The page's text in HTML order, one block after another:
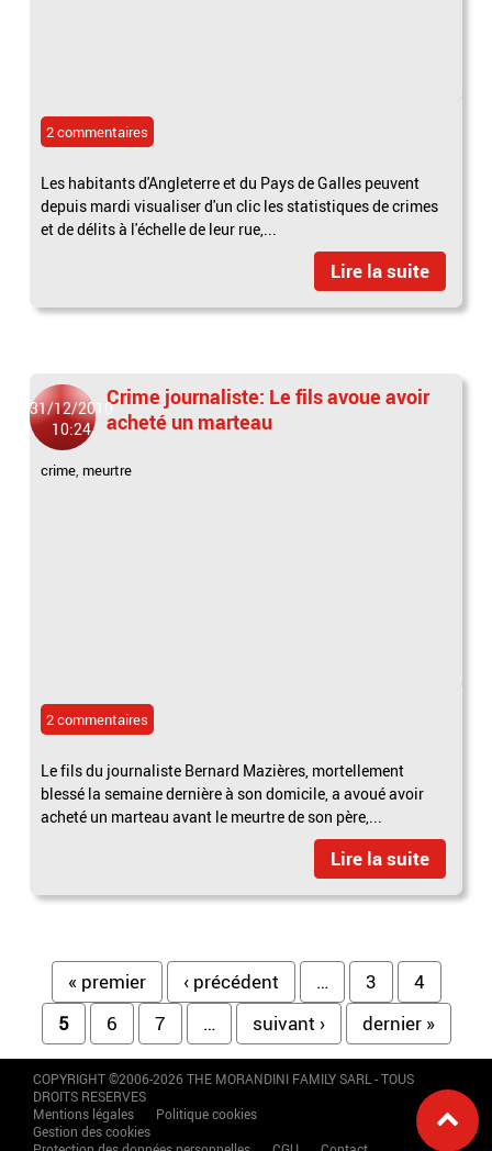
2 commentaires
Les habitants d'Angleterre et du Pays de Galles peuvent
depuis mardi visualiser d'un clic les statistiques de crimes
et de délits à l'échelle de leur rue,...
Lire la suite
31/12/2010
10:24
Crime journaliste: Le fils avoue avoir
acheté un marteau
crime, meurtre
2 commentaires
Le fils du journaliste Bernard Mazières, mortellement
blessé la semaine dernière à son domicile, a avoué avoir
acheté un marteau avant le meurtre de son père,...
Lire la suite
Pages
« premier ‹ précédent … 3
4
5
6 7 … suivant › dernier »
COPYRIGHT ©2006-2026 THE MORANDINI FAMILY SARL - TOUS
DROITS RESERVES
Mentions légales
Politique cookies
Gestion des cookies